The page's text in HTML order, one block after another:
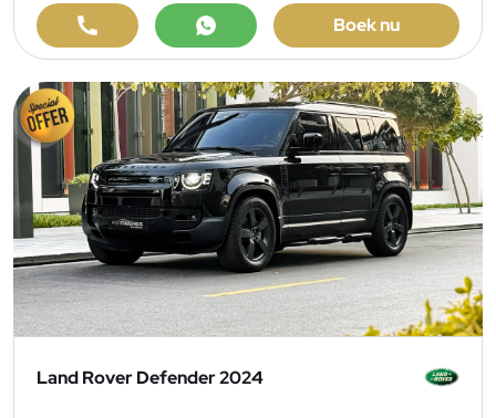
Boek nu
Land Rover Defender 2024